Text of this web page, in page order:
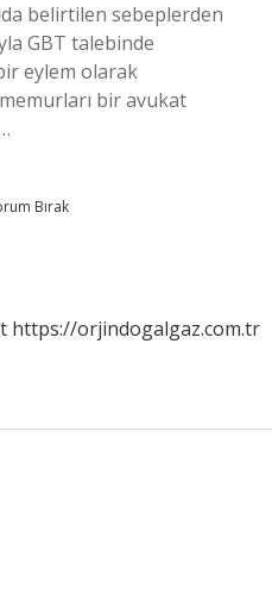
belirtilen sebeplerden
GBT talebinde
eylem olarak
bir avukat
Bırak
https://orjindogalgaz.com.tr